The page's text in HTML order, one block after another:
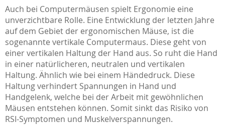
Auch bei Computermäusen spielt Ergonomie eine
unverzichtbare Rolle. Eine Entwicklung der letzten Jahre
auf dem Gebiet der ergonomischen Mäuse, ist die
sogenannte vertikale Computermaus. Diese geht von
einer vertikalen Haltung der Hand aus. So ruht die Hand
in einer natürlicheren, neutralen und vertikalen
Haltung. Ähnlich wie bei einem Händedruck. Diese
Haltung verhindert Spannungen in Hand und
Handgelenk, welche bei der Arbeit mit gewöhnlichen
Mäusen entstehen können. Somit sinkt das Risiko von
RSI-Symptomen und Muskelverspannungen.